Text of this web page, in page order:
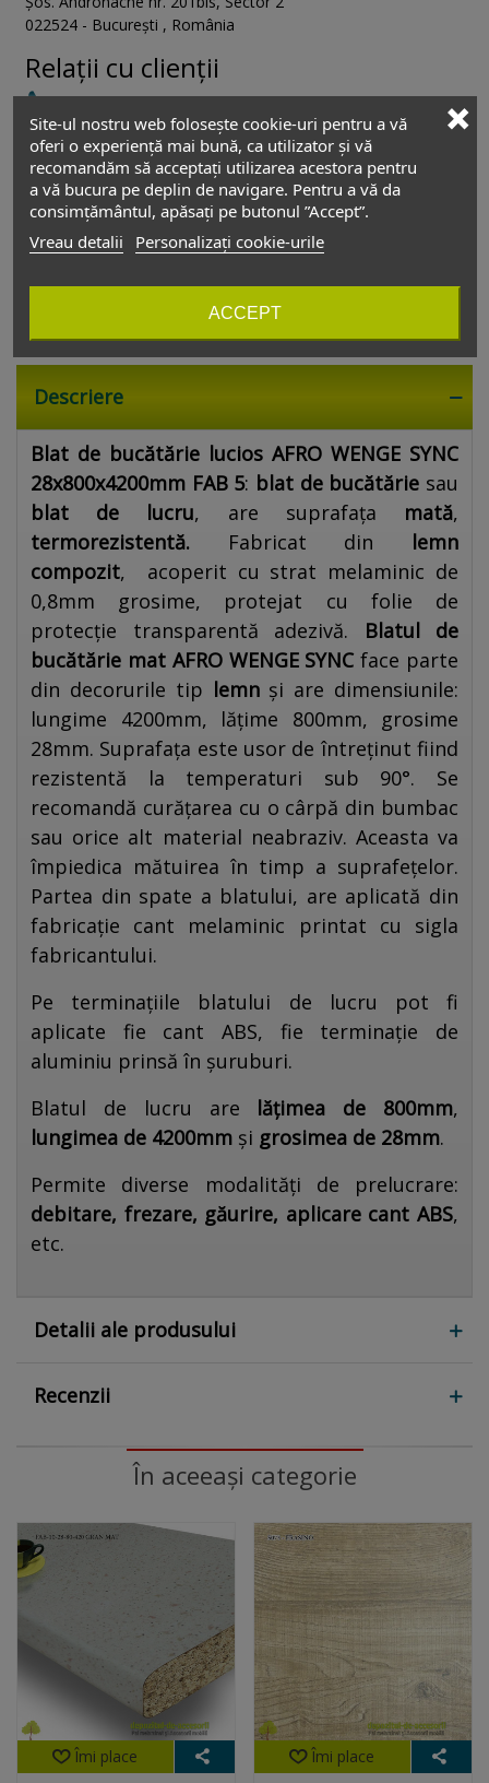
022524 - București , România
Relații cu clienții
vanzari@depozitul-de-accesorii.ro
Depozitul de accesorii
Luni - Vineri
08:00 - 17:30
Descriere
Blat de bucătărie lucios AFRO WENGE SYNC
28x800x4200mm FAB 5: blat de bucătărie sau
blat de lucru, are suprafața mată,
termorezistentă. Fabricat din lemn
compozit, acoperit cu strat melaminic de
0,8mm grosime, protejat cu folie de
protecție transparentă adezivă.
Blatul de
bucătărie mat AFRO WENGE SYNCface parte
din decorurile tip lemnși are dimensiunile:
lungime 4200mm, lățime 800mm, grosime
28mm. Suprafața este usor de întreținut fiind
rezistentă la temperaturi sub 90°. Se
recomandă curățarea cu o cârpă din bumbac
sau orice alt material neabraziv. Aceasta va
împiedica mătuirea în timp a suprafețelor.
Partea din spate a blatului, are aplicată din
fabricație cant melaminic printat cu sigla
fabricantului.
Pe terminațiile blatului de lucru pot fi
aplicate fie cant ABS, fie terminație de
aluminiu prinsă în șuruburi.
Blatul de lucru are lățimea de 800mm,
lungimea de 4200mm și grosimea de 28mm.
Permite diverse modalități de prelucrare:
debitare, frezare, găurire, aplicare cant ABS,
etc.
Detalii ale produsului
Recenzii
În aceeași categorie
Îmi place Îmi place
Site-ul nostru web folosește cookie-uri pentru a vă
oferi o experiență mai bună, ca utilizator și vă
recomandăm să acceptați utilizarea acestora pentru
a vă bucura pe deplin de navigare. Pentru a vă da
consimțământul, apăsați pe butonul ”Accept”.
Vreau detalii
Personalizați cookie-urile
ACCEPT